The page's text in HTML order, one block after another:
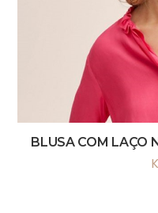
BLUSA COM LAÇO